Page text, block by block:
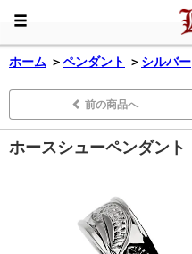
ホーム ＞ペンダント ＞ シルバー
前の商品へ
ホースシューペンダント